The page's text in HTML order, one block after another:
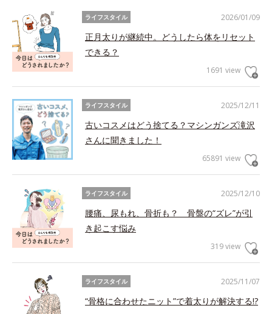
2026/01/09
ライフスタイル
正月太りが継続中。どうしたら体をリセット
できる？
1691 view
2025/12/11
ライフスタイル
古いコスメはどう捨てる？マシンガンズ滝沢
さんに聞きました！
65891 view
2025/12/10
ライフスタイル
腰痛、尿もれ、骨折も？ 骨盤の“ズレ”が引
き起こす悩み
319 view
2025/11/07
ライフスタイル
“骨格に合わせたニット”で着太りが解決する!?